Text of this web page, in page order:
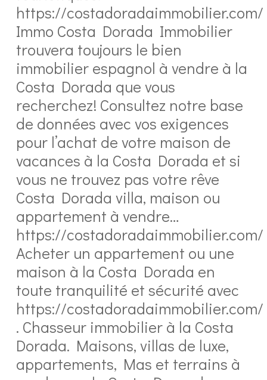
https://costadoradaimmobilier.com/
Immo Costa Dorada Immobilier
trouvera toujours le bien
immobilier espagnol à vendre à la
Costa Dorada que vous
recherchez! Consultez notre base
de données avec vos exigences
pour l’achat de votre maison de
vacances à la Costa Dorada et si
vous ne trouvez pas votre rêve
Costa Dorada villa, maison ou
appartement à vendre…
https://costadoradaimmobilier.com/
Acheter un appartement ou une
maison à la Costa Dorada en
toute tranquilité et sécurité avec
https://costadoradaimmobilier.com/
. Chasseur immobilier à la Costa
Dorada. Maisons, villas de luxe,
appartements, Mas et terrains à